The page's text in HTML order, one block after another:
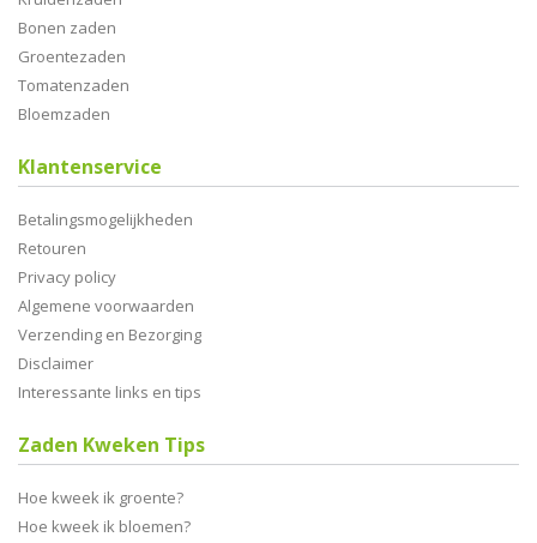
Bonen zaden
Groentezaden
Tomatenzaden
Bloemzaden
Klantenservice
Betalingsmogelijkheden
Retouren
Privacy policy
Algemene voorwaarden
Verzending en Bezorging
Disclaimer
Interessante links en tips
Zaden Kweken Tips
Hoe kweek ik groente?
Hoe kweek ik bloemen?